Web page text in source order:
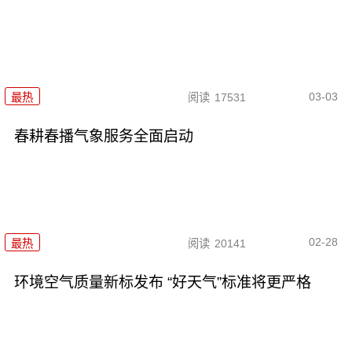
最热 阅读 17531 03-03
春耕春播气象服务全面启动
最热 阅读 20141 02-28
环境空气质量新标发布 “好天气”标准将更严格